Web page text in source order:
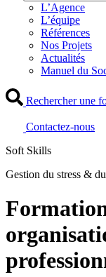
L’Agence
L’équipe
Références
Nos Projets
Actualités
Manuel du
Rechercher une
Contactez-nous
Soft Skills
Gestion du stress &